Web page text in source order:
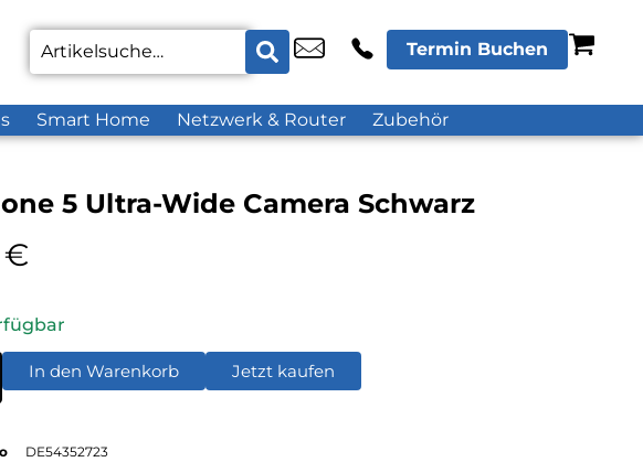
Termin Buchen
Smart Home Netzwerk & Router Zubehör
5 Ultra-Wide Camera Schwarz
€
In den Warenkorb Jetzt kaufen
DE54352723